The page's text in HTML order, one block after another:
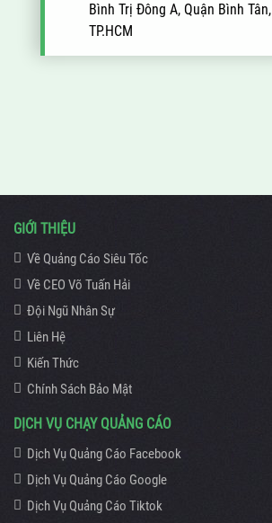
Bình Trị Đông A, Quận Bình Tân,
TP.HCM
GIỚI THIỆU
Về Quảng Cáo Siêu Tốc
Về CEO Võ Tuấn Hải
Đội Ngũ Nhân Sự
Liên Hệ
Kiến Thức
Chính Sách Bảo Mật
DỊCH VỤ CHẠY QUẢNG CÁO
Dịch Vụ Quảng Cáo Facebook
Dịch Vụ Quảng Cáo Google
Dịch Vụ Quảng Cáo Tiktok